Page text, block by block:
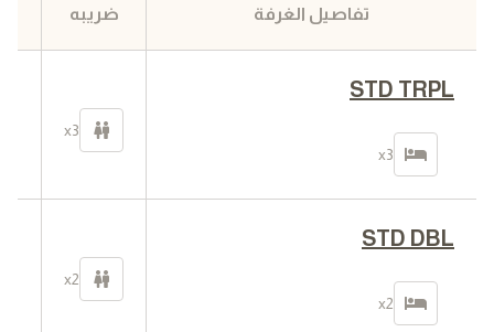
تفاصيل الغرفة ضريبه
STD TRPL
x3
x3
STD DBL
x2
x2